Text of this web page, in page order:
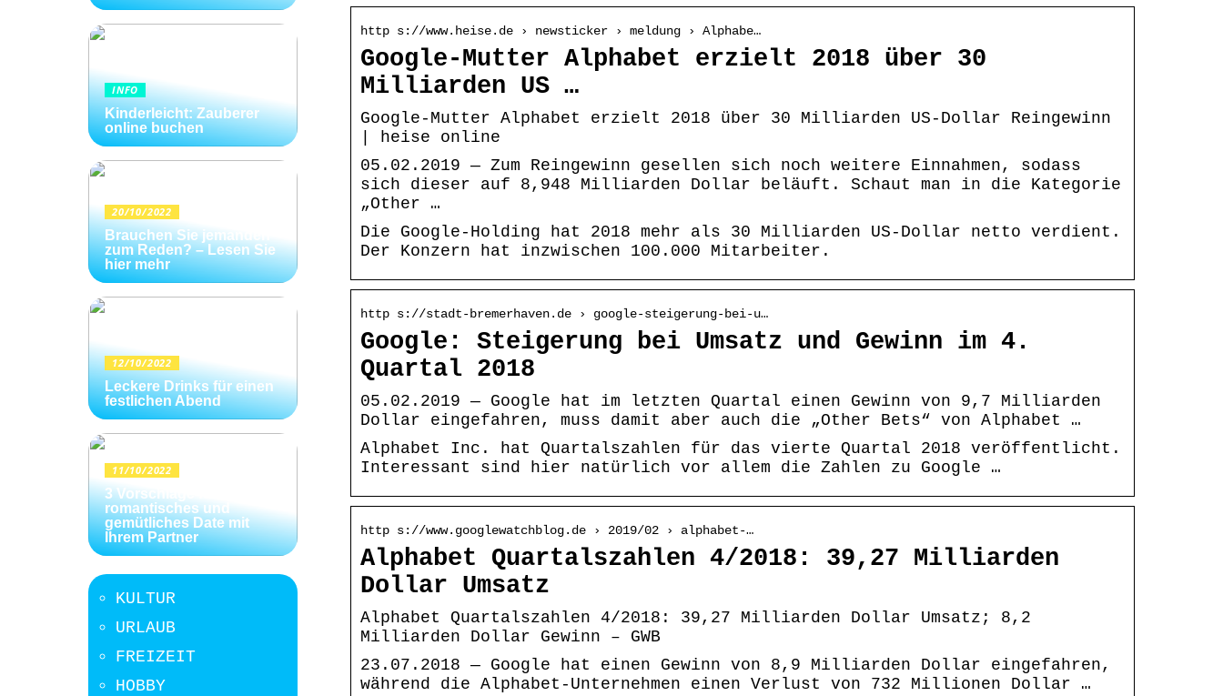
http s://www.heise.de › newsticker › meldung › Alphabe…
Google-Mutter Alphabet erzielt 2018 über 30
Milliarden US …
Google-Mutter Alphabet erzielt 2018 über 30 Milliarden US-Dollar Reingewinn
| heise online
05.02.2019 — Zum Reingewinn gesellen sich noch weitere Einnahmen, sodass
sich dieser auf 8,948 Milliarden Dollar beläuft. Schaut man in die Kategorie
„Other …
Die Google-Holding hat 2018 mehr als 30 Milliarden US-Dollar netto verdient.
Der Konzern hat inzwischen 100.000 Mitarbeiter.
http s://stadt-bremerhaven.de › google-steigerung-bei-u…
Google: Steigerung bei Umsatz und Gewinn im 4.
Quartal 2018
05.02.2019 — Google hat im letzten Quartal einen Gewinn von 9,7 Milliarden
Dollar eingefahren, muss damit aber auch die „Other Bets“ von Alphabet …
Alphabet Inc. hat Quartalszahlen für das vierte Quartal 2018 veröffentlicht.
Interessant sind hier natürlich vor allem die Zahlen zu Google …
http s://www.googlewatchblog.de › 2019/02 › alphabet-…
Alphabet Quartalszahlen 4/2018: 39,27 Milliarden
Dollar Umsatz
Alphabet Quartalszahlen 4/2018: 39,27 Milliarden Dollar Umsatz; 8,2
Milliarden Dollar Gewinn – GWB
23.07.2018 — Google hat einen Gewinn von 8,9 Milliarden Dollar eingefahren,
während die Alphabet-Unternehmen einen Verlust von 732 Millionen Dollar …
INFO
Kinderleicht: Zauberer
online buchen
20/10/2022
Brauchen Sie jemanden
zum Reden? – Lesen Sie
hier mehr
12/10/2022
Leckere Drinks für einen
festlichen Abend
11/10/2022
3 Vorschläge für ein
romantisches und
gemütliches Date mit
Ihrem Partner
KULTUR
URLAUB
FREIZEIT
HOBBY